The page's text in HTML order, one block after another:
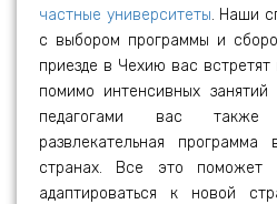
частные университеты. Наши
с выбором программы и
приезде в Чехию вас
помимо интенсивных
педагогами вас также
развлекательная
странах. Все это
адаптироваться к новой